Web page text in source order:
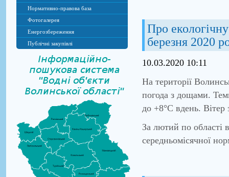
Нормативно-правова база
Фотогалерея
Енергозбереження
Публічні закупівлі
Про
березня 2020
10.03.2020 10:11
На території
погода з дощами.
до +8°С вдень.
За лютий по області
середньомісячної